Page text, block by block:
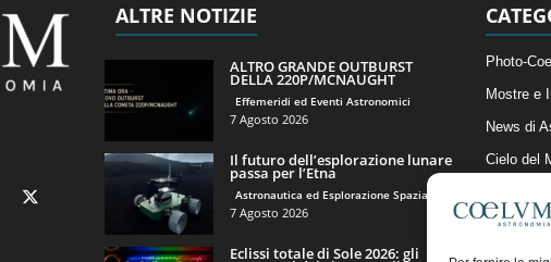
ALTRE NOTIZIE
ALTRO GRANDE OUTBURST
DELLA 220P/MCNAUGHT
Effemeridi ed Eventi Astronomici
7 Agosto 2026
Il futuro dell’esplorazione lunare
passa per l’Etna
Astronautica ed Esplorazione Spaziale
7 Agosto 2026
Eclissi totale di Sole 2026: gli
Photo-
Mostre e
News di
Cielo del
Articoli e
Il Blog